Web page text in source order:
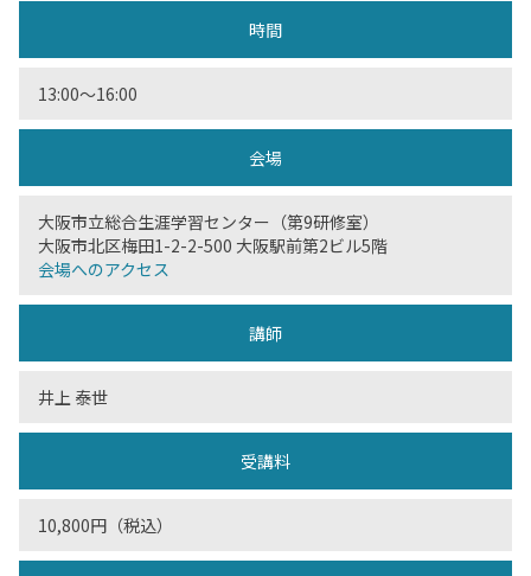
時間
13:00〜16:00
会場
大阪市立総合生涯学習センター（第9研修室）
大阪市北区梅田1-2-2-500 大阪駅前第2ビル5階
会場へのアクセス
講師
井上 泰世
受講料
10,800円（税込）